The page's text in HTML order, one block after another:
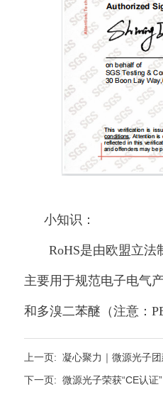
小知识：
RoHS是由欧盟立法制
主要用于规范电子电气
和多溴二苯醚（注意：
上一页: 凝心聚力｜微源光子
下一页: 微源光子荣获“CE认证”